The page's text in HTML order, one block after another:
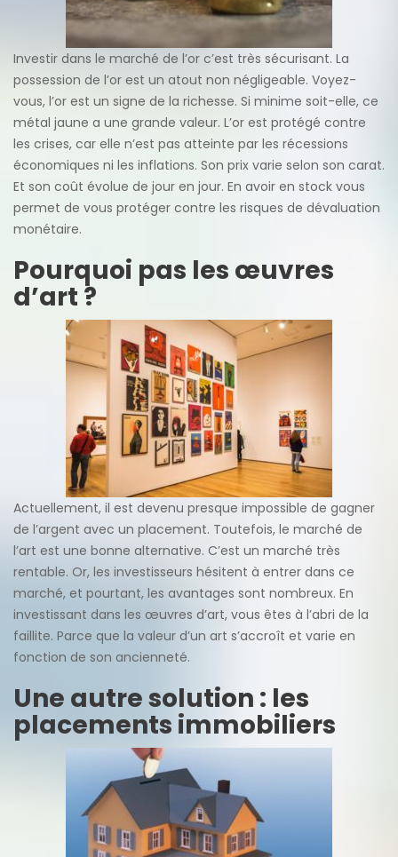
Investir dans le marché de l’or c’est très sécurisant. La
possession de l’or est un atout non négligeable. Voyez-
vous, l’or est un signe de la richesse. Si minime soit-elle, ce
métal jaune a une grande valeur. L’or est protégé contre
les crises, car elle n’est pas atteinte par les récessions
économiques ni les inflations. Son prix varie selon son carat.
Et son coût évolue de jour en jour. En avoir en stock vous
permet de vous protéger contre les risques de dévaluation
monétaire.
Pourquoi pas les œuvres
d’art ?
Actuellement, il est devenu presque impossible de gagner
de l’argent avec un placement. Toutefois, le marché de
l’art est une bonne alternative. C’est un marché très
rentable. Or, les investisseurs hésitent à entrer dans ce
marché, et pourtant, les avantages sont nombreux. En
investissant dans les œuvres d’art, vous êtes à l’abri de la
faillite. Parce que la valeur d’un art s’accroît et varie en
fonction de son ancienneté.
Une autre solution : les
placements immobiliers